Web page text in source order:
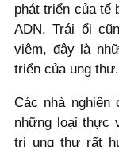
phát triển của tế
ADN. Trái ổi
viêm, đây là
triển của ung thư.
Các nhà nghiên
những loại thực
trị ung thư rất